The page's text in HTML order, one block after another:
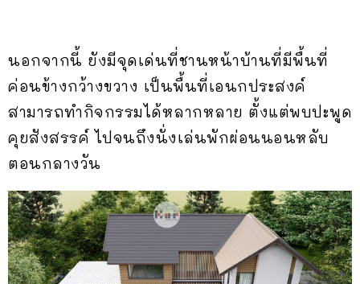
นอกจากนี้ ยังมีจุดเด่นที่ชานหน้าบ้านที่มีพื้นที่
ค่อนข้างกว้างขวาง เป็นพื้นที่เอนกประสงค์
สามารถทำกิจกรรมได้หลากหลาย ตั้งแต่พบปะพูด
คุยสังสรรค์ ไปจนถึงนั่งเล่นพักผ่อนนอนหลับ
ตอนกลางวัน